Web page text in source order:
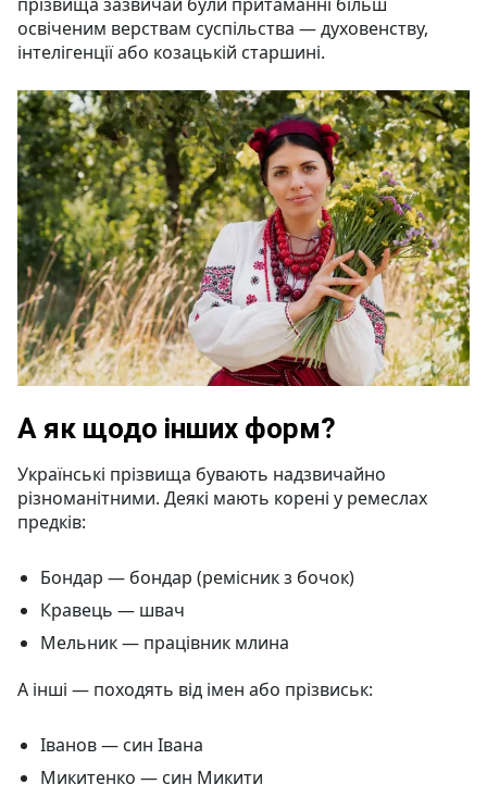
освіченим верствам суспільства — духовенству,
інтелігенції або козацькій старшині.
А як щодо інших форм?
Українські прізвища бувають надзвичайно
різноманітними. Деякі мають корені у ремеслах
предків:
Бондар — бондар (ремісник з бочок)
Кравець — швач
Мельник — працівник млина
А інші — походять від імен або прізвиськ:
Іванов — син Івана
Микитенко — син Микити